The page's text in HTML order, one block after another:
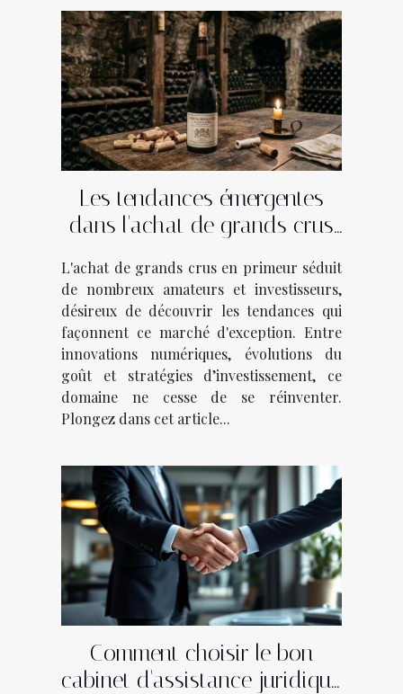
Les tendances émergentes
dans l'achat de grands crus
L'achat de grands crus en primeur séduit
de nombreux amateurs et investisseurs,
désireux de découvrir les tendances qui
façonnent ce marché d'exception. Entre
innovations numériques, évolutions du
goût et stratégies d’investissement, ce
domaine ne cesse de se réinventer.
Plongez dans cet article...
Comment choisir le bon
cabinet d'assistance juridique